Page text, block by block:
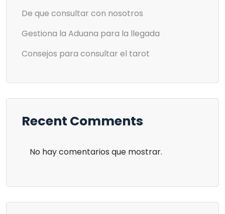
De que consultar con nosotros
Gestiona la Aduana para la llegada
Consejos para consultar el tarot
Recent Comments
No hay comentarios que mostrar.